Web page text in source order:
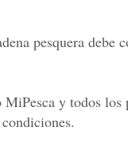
pesquera debe
y todos los